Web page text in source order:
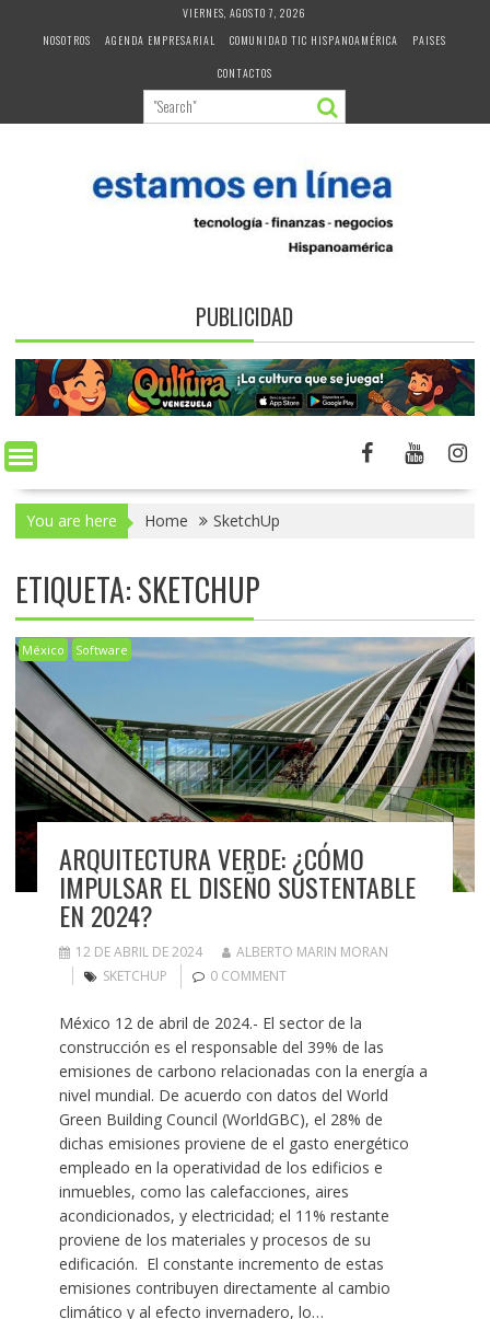
VIERNES, AGOSTO 7, 2026
NOSOTROS
AGENDA EMPRESARIAL COMUNIDAD TIC HISPANOAMÉRICA
PAISES
CONTACTOS
PUBLICIDAD
You are here Home SketchUp
ETIQUETA:SKETCHUP
México Software
ARQUITECTURA VERDE: ¿CÓMO
IMPULSAR EL DISEÑO SUSTENTABLE
EN 2024?
12 DE ABRIL DE 2024
ALBERTO MARIN MORAN
SKETCHUP
0 COMMENT
México 12 de abril de 2024.- El sector de la
construcción es el responsable del 39% de las
emisiones de carbono relacionadas con la energía a
nivel mundial. De acuerdo con datos del World
Green Building Council (WorldGBC), el 28% de
dichas emisiones proviene de el gasto energético
empleado en la operatividad de los edificios e
inmuebles, como las calefacciones, aires
acondicionados, y electricidad; el 11% restante
proviene de los materiales y procesos de su
edificación. El constante incremento de estas
emisiones contribuyen directamente al cambio
climático y al efecto invernadero, lo…